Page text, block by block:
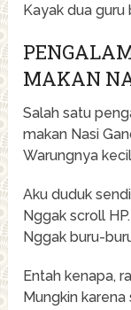
Kayak dua
MAKAN
Salah satu
makan Nasi
Warungnya
Aku duduk
Nggak scroll HP.
Nggak buru-
Entah kenapa,
Mungkin karena